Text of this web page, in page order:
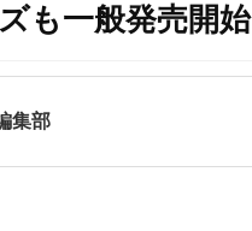
も一般発売開始
集部